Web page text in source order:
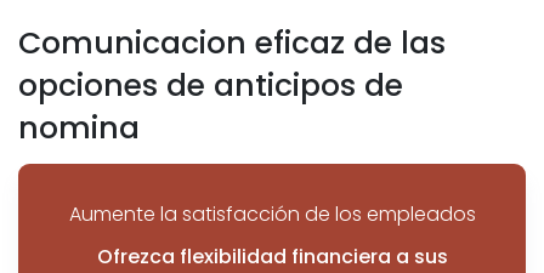
Comunicacion eficaz de las
opciones de anticipos de
nomina
Aumente la satisfacción de los empleados
Ofrezca flexibilidad financiera a sus